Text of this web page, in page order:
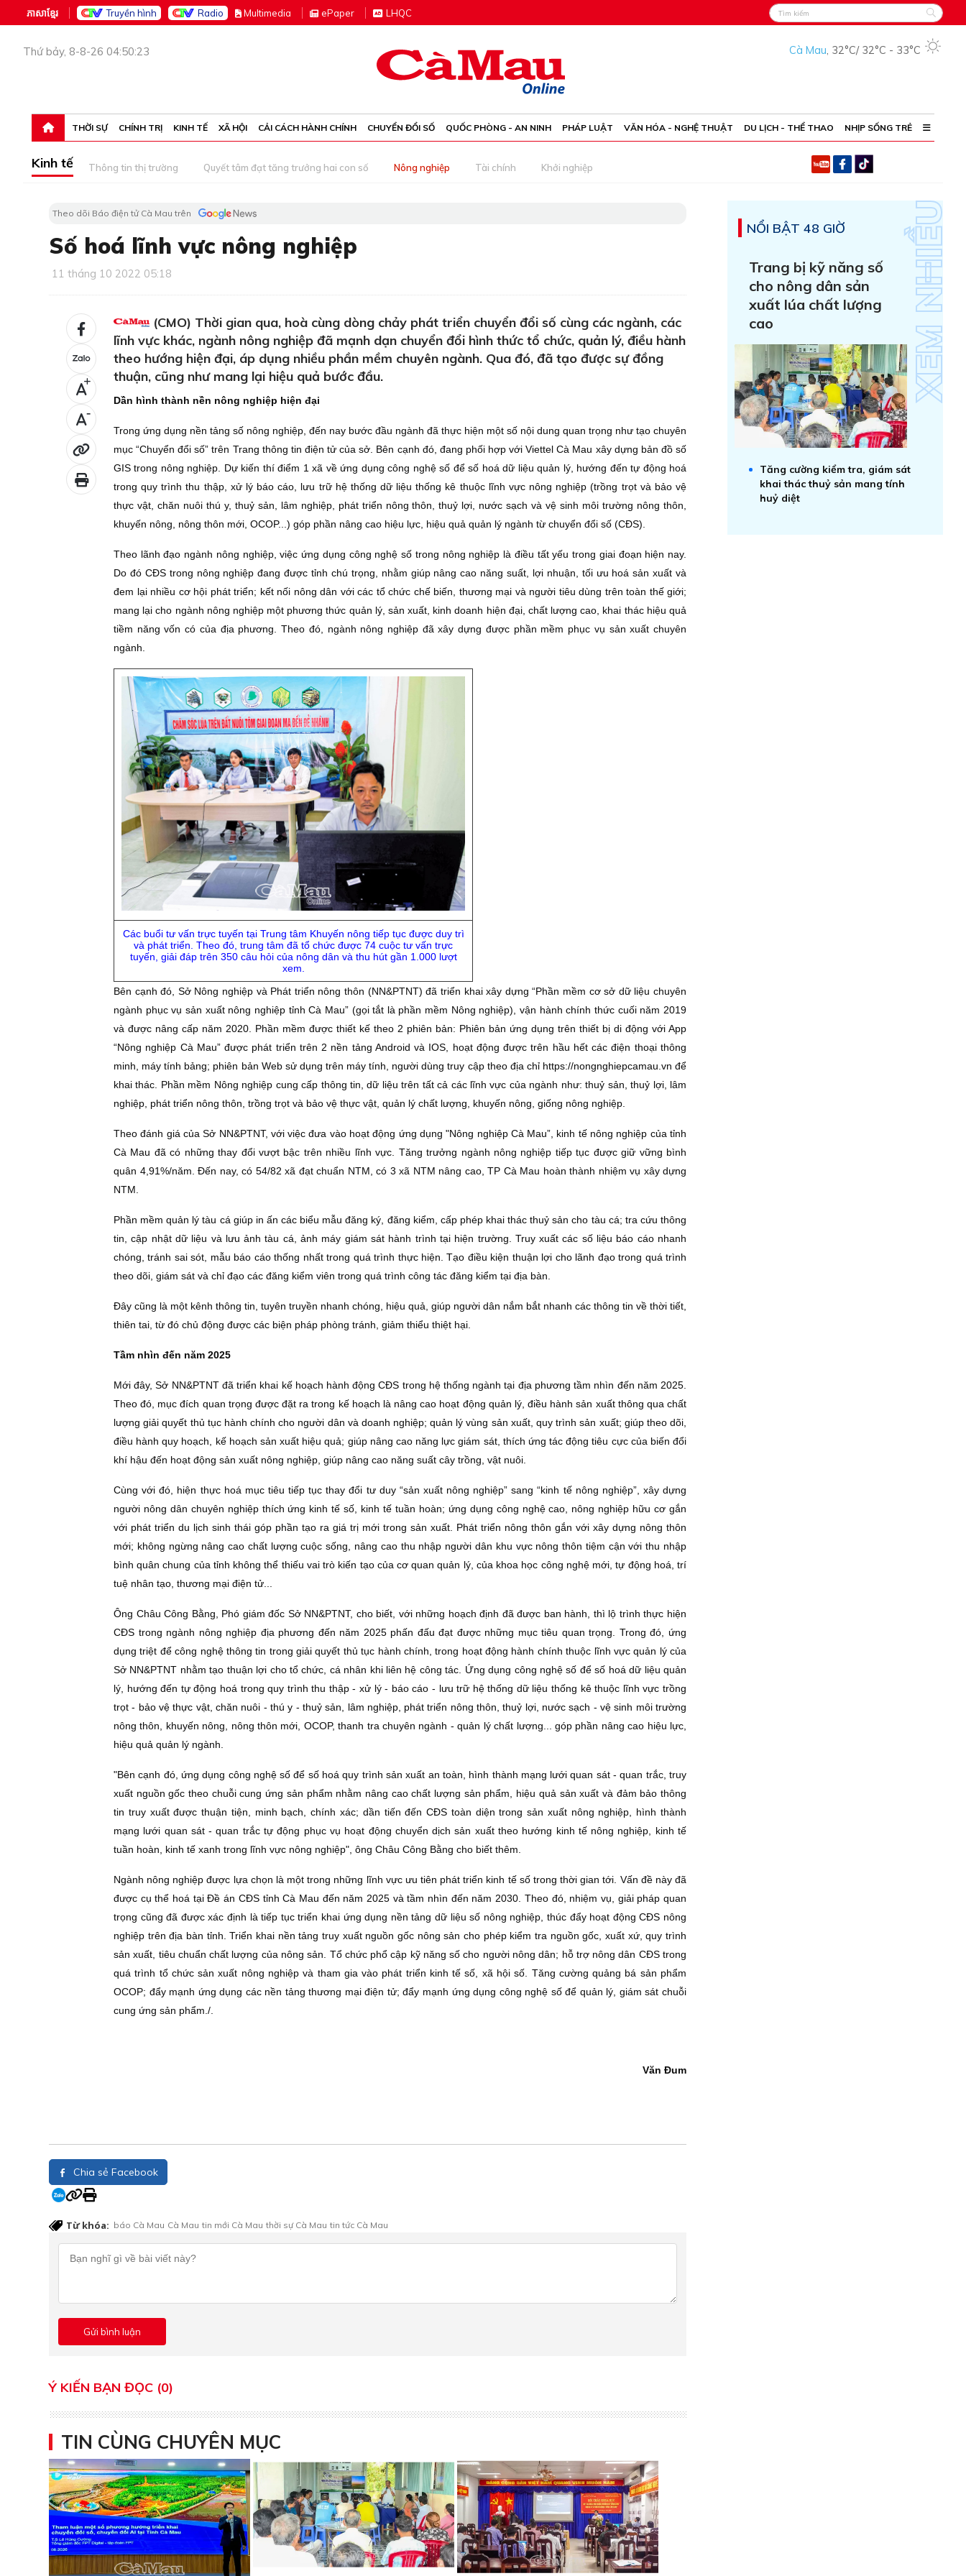
ភាសាខ្មែរ Truyền hình Radio Multimedia ePaper LHQC
Thứ bảy, 8-8-26 04:50:23 Cà Mau, 32°C/ 32°C - 33°C
THỜI SỰ CHÍNH TRỊ KINH TẾ XÃ HỘI CẢI CÁCH HÀNH CHÍNH CHUYỂN ĐỔI SỐ QUỐC PHÒNG - AN NINH PHÁP LUẬT VĂN HÓA - NGHỆ THUẬT DU LỊCH - THỂ THAO NHỊP SỐNG TRẺ
Kinh tế Thông tin thị trường Quyết tâm đạt tăng trưởng hai con số Nông nghiệp Tài chính Khởi nghiệp
Theo dõi Báo điện tử Cà Mau trên
Số hoá lĩnh vực nông nghiệp
11 tháng 10 2022 05:18
+
-
(CMO) Thời gian qua, hoà cùng dòng chảy phát triển chuyển đổi số cùng các ngành, các
lĩnh vực khác, ngành nông nghiệp đã mạnh dạn chuyển đổi hình thức tổ chức, quản lý, điều hành
theo hướng hiện đại, áp dụng nhiều phần mềm chuyên ngành. Qua đó, đã tạo được sự đồng
thuận, cũng như mang lại hiệu quả bước đầu.
Dần hình thành nền nông nghiệp hiện đại
Trong ứng dụng nền tảng số nông nghiệp, đến nay bước đầu ngành đã thực hiện một số nội dung quan trọng như tạo chuyên
mục “Chuyển đổi số” trên Trang thông tin điện tử của sở. Bên cạnh đó, đang phối hợp với Viettel Cà Mau xây dựng bản đồ số
GIS trong nông nghiệp. Dự kiến thí điểm 1 xã về ứng dụng công nghệ số để số hoá dữ liệu quản lý, hướng đến tự động hoá
trong quy trình thu thập, xử lý báo cáo, lưu trữ hệ thống dữ liệu thống kê thuộc lĩnh vực nông nghiệp (trồng trọt và bảo vệ
thực vật, chăn nuôi thú y, thuỷ sản, lâm nghiệp, phát triển nông thôn, thuỷ lợi, nước sạch và vệ sinh môi trường nông thôn,
khuyến nông, nông thôn mới, OCOP...) góp phần nâng cao hiệu lực, hiệu quả quản lý ngành từ chuyển đổi số (CÐS).
Theo lãnh đạo ngành nông nghiệp, việc ứng dụng công nghệ số trong nông nghiệp là điều tất yếu trong giai đoạn hiện nay.
Do đó CÐS trong nông nghiệp đang được tỉnh chú trọng, nhằm giúp nâng cao năng suất, lợi nhuận, tối ưu hoá sản xuất và
đem lại nhiều cơ hội phát triển; kết nối nông dân với các tổ chức chế biến, thương mại và người tiêu dùng trên toàn thế giới;
mang lại cho ngành nông nghiệp một phương thức quản lý, sản xuất, kinh doanh hiện đại, chất lượng cao, khai thác hiệu quả
tiềm năng vốn có của địa phương. Theo đó, ngành nông nghiệp đã xây dựng được phần mềm phục vụ sản xuất chuyên
ngành.
Các buổi tư vấn trực tuyến tại Trung tâm Khuyến nông tiếp tục được duy trì
và phát triển. Theo đó, trung tâm đã tổ chức được 74 cuộc tư vấn trực
tuyến, giải đáp trên 350 câu hỏi của nông dân và thu hút gần 1.000 lượt
xem.
Bên cạnh đó, Sở Nông nghiệp và Phát triển nông thôn (NN&PTNT) đã triển khai xây dựng “Phần mềm cơ sở dữ liệu chuyên
ngành phục vụ sản xuất nông nghiệp tỉnh Cà Mau” (gọi tắt là phần mềm Nông nghiệp), vận hành chính thức cuối năm 2019
và được nâng cấp năm 2020. Phần mềm được thiết kế theo 2 phiên bản: Phiên bản ứng dụng trên thiết bị di động với App
“Nông nghiệp Cà Mau” được phát triển trên 2 nền tảng Android và IOS, hoạt động được trên hầu hết các điện thoại thông
minh, máy tính bảng; phiên bản Web sử dụng trên máy tính, người dùng truy cập theo địa chỉ https://nongnghiepcamau.vn để
khai thác. Phần mềm Nông nghiệp cung cấp thông tin, dữ liệu trên tất cả các lĩnh vực của ngành như: thuỷ sản, thuỷ lợi, lâm
nghiệp, phát triển nông thôn, trồng trọt và bảo vệ thực vật, quản lý chất lượng, khuyến nông, giống nông nghiệp.
Theo đánh giá của Sở NN&PTNT, với việc đưa vào hoạt động ứng dụng "Nông nghiệp Cà Mau”, kinh tế nông nghiệp của tỉnh
Cà Mau đã có những thay đổi vượt bậc trên nhiều lĩnh vực. Tăng trưởng ngành nông nghiệp tiếp tục được giữ vững bình
quân 4,91%/năm. Ðến nay, có 54/82 xã đạt chuẩn NTM, có 3 xã NTM nâng cao, TP Cà Mau hoàn thành nhiệm vụ xây dựng
NTM.
Phần mềm quản lý tàu cá giúp in ấn các biểu mẫu đăng ký, đăng kiểm, cấp phép khai thác thuỷ sản cho tàu cá; tra cứu thông
tin, cập nhật dữ liệu và lưu ảnh tàu cá, ảnh máy giám sát hành trình tại hiện trường. Truy xuất các số liệu báo cáo nhanh
chóng, tránh sai sót, mẫu báo cáo thống nhất trong quá trình thực hiện. Tạo điều kiện thuận lợi cho lãnh đạo trong quá trình
theo dõi, giám sát và chỉ đạo các đăng kiểm viên trong quá trình công tác đăng kiểm tại địa bàn.
Ðây cũng là một kênh thông tin, tuyên truyền nhanh chóng, hiệu quả, giúp người dân nắm bắt nhanh các thông tin về thời tiết,
thiên tai, từ đó chủ động được các biện pháp phòng tránh, giảm thiểu thiệt hại.
Tầm nhìn đến năm 2025
Mới đây, Sở NN&PTNT đã triển khai kế hoạch hành động CÐS trong hệ thống ngành tại địa phương tầm nhìn đến năm 2025.
Theo đó, mục đích quan trọng được đặt ra trong kế hoạch là nâng cao hoạt động quản lý, điều hành sản xuất thông qua chất
lượng giải quyết thủ tục hành chính cho người dân và doanh nghiệp; quản lý vùng sản xuất, quy trình sản xuất; giúp theo dõi,
điều hành quy hoạch, kế hoạch sản xuất hiệu quả; giúp nâng cao năng lực giám sát, thích ứng tác động tiêu cực của biến đổi
khí hậu đến hoạt động sản xuất nông nghiệp, giúp nâng cao năng suất cây trồng, vật nuôi.
Cùng với đó, hiện thực hoá mục tiêu tiếp tục thay đổi tư duy “sản xuất nông nghiệp” sang “kinh tế nông nghiệp”, xây dựng
người nông dân chuyên nghiệp thích ứng kinh tế số, kinh tế tuần hoàn; ứng dụng công nghệ cao, nông nghiệp hữu cơ gắn
với phát triển du lịch sinh thái góp phần tạo ra giá trị mới trong sản xuất. Phát triển nông thôn gắn với xây dựng nông thôn
mới; không ngừng nâng cao chất lượng cuộc sống, nâng cao thu nhập người dân khu vực nông thôn tiệm cận với thu nhập
bình quân chung của tỉnh không thể thiếu vai trò kiến tạo của cơ quan quản lý, của khoa học công nghệ mới, tự động hoá, trí
tuệ nhân tạo, thương mại điện tử...
Ông Châu Công Bằng, Phó giám đốc Sở NN&PTNT, cho biết, với những hoạch định đã được ban hành, thì lộ trình thực hiện
CÐS trong ngành nông nghiệp địa phương đến năm 2025 phấn đấu đạt được những mục tiêu quan trọng. Trong đó, ứng
dụng triệt để công nghệ thông tin trong giải quyết thủ tục hành chính, trong hoạt động hành chính thuộc lĩnh vực quản lý của
Sở NN&PTNT nhằm tạo thuận lợi cho tổ chức, cá nhân khi liên hệ công tác. Ứng dụng công nghệ số để số hoá dữ liệu quản
lý, hướng đến tự động hoá trong quy trình thu thập - xử lý - báo cáo - lưu trữ hệ thống dữ liệu thống kê thuộc lĩnh vực trồng
trọt - bảo vệ thực vật, chăn nuôi - thú y - thuỷ sản, lâm nghiệp, phát triển nông thôn, thuỷ lợi, nước sạch - vệ sinh môi trường
nông thôn, khuyến nông, nông thôn mới, OCOP, thanh tra chuyên ngành - quản lý chất lượng... góp phần nâng cao hiệu lực,
hiệu quả quản lý ngành.
"Bên cạnh đó, ứng dụng công nghệ số để số hoá quy trình sản xuất an toàn, hình thành mạng lưới quan sát - quan trắc, truy
xuất nguồn gốc theo chuỗi cung ứng sản phẩm nhằm nâng cao chất lượng sản phẩm, hiệu quả sản xuất và đảm bảo thông
tin truy xuất được thuận tiện, minh bạch, chính xác; dần tiến đến CÐS toàn diện trong sản xuất nông nghiệp, hình thành
mạng lưới quan sát - quan trắc tự động phục vụ hoạt động chuyển dịch sản xuất theo hướng kinh tế nông nghiệp, kinh tế
tuần hoàn, kinh tế xanh trong lĩnh vực nông nghiệp", ông Châu Công Bằng cho biết thêm.
Ngành nông nghiệp được lựa chọn là một trong những lĩnh vực ưu tiên phát triển kinh tế số trong thời gian tới. Vấn đề này đã
được cụ thể hoá tại Ðề án CÐS tỉnh Cà Mau đến năm 2025 và tầm nhìn đến năm 2030. Theo đó, nhiệm vụ, giải pháp quan
trọng cũng đã được xác định là tiếp tục triển khai ứng dụng nền tảng dữ liệu số nông nghiệp, thúc đẩy hoạt động CÐS nông
nghiệp trên địa bàn tỉnh. Triển khai nền tảng truy xuất nguồn gốc nông sản cho phép kiểm tra nguồn gốc, xuất xứ, quy trình
sản xuất, tiêu chuẩn chất lượng của nông sản. Tổ chức phổ cập kỹ năng số cho người nông dân; hỗ trợ nông dân CÐS trong
quá trình tổ chức sản xuất nông nghiệp và tham gia vào phát triển kinh tế số, xã hội số. Tăng cường quảng bá sản phẩm
OCOP; đẩy mạnh ứng dụng các nền tảng thương mại điện tử; đẩy mạnh ứng dụng công nghệ số để quản lý, giám sát chuỗi
cung ứng sản phẩm./.
Văn Ðum
Chia sẻ Facebook
Từ khóa: báo Cà Mau Cà Mau tin mới Cà Mau thời sự Cà Mau tin tức Cà Mau
Ý KIẾN BẠN ĐỌC (0)
TIN CÙNG CHUYÊN MỤC
NỔI BẬT 48 GIỜ
Trang bị kỹ năng số
cho nông dân sản
xuất lúa chất lượng
cao
Tăng cường kiểm tra, giám sát
khai thác thuỷ sản mang tính
huỷ diệt